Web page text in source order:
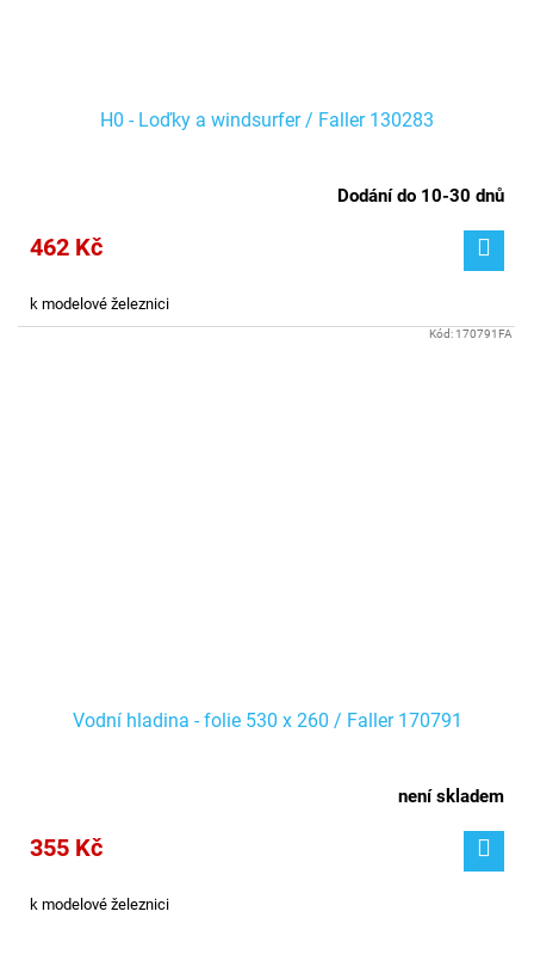
H0 - Loďky a windsurfer / Faller 130283
Dodání do 10-30 dnů
462 Kč
k modelové železnici
Vodní hladina - folie 530 x 260 / Faller 170791
není skladem
355 Kč
k modelové železnici
Kód: 170791FA